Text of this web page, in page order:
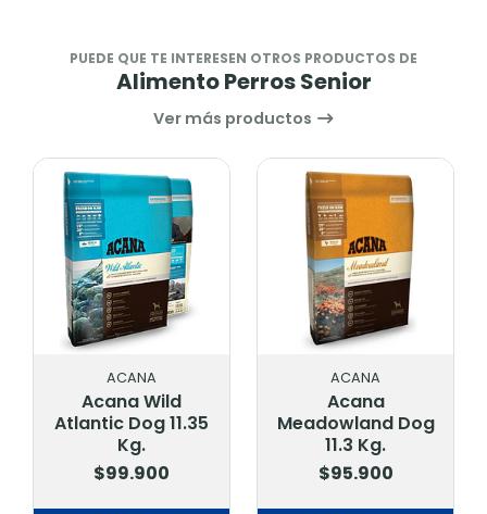
PUEDE QUE TE INTERESEN OTROS PRODUCTOS DE
Alimento Perros Senior
Ver más productos
ACANA
Acana Wild
Atlantic Dog 11.35
Kg.
$99.900
ACANA
Acana
Meadowland Dog
11.3 Kg.
$95.900